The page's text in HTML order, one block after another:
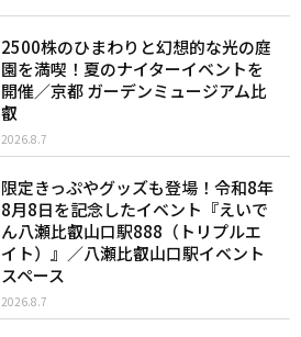
2500株のひまわりと幻想的な光の庭
園を満喫！夏のナイターイベントを
開催／京都 ガーデンミュージアム比
叡
2026.8.7
限定きっぷやグッズも登場！令和8年
8月8日を記念したイベント『えいで
ん八瀬比叡山口駅888（トリプルエ
イト）』／八瀬比叡山口駅イベント
スペース
2026.8.7